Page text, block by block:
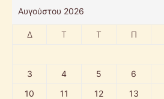
Αυγούστου 2026
Δ Τ Τ Π
3
4 5 6
10
11 12 13